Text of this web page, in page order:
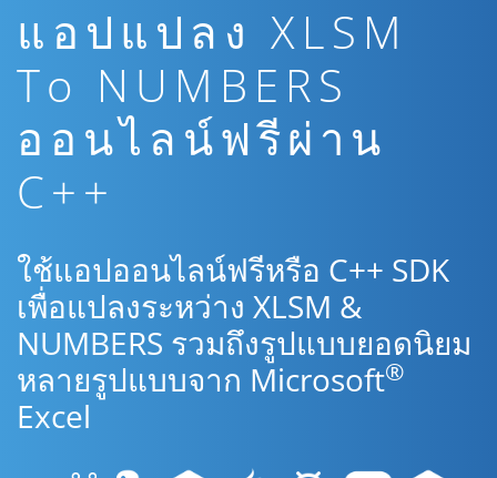
แอปแปลง XLSM
To NUMBERS
ออนไลน์ฟรีผ่าน
C++
ใช้แอปออนไลน์ฟรีหรือ C++ SDK
เพื่อแปลงระหว่าง XLSM &
NUMBERS รวมถึงรูปแบบยอดนิยม
หลายรูปแบบจาก Microsoft®
Excel